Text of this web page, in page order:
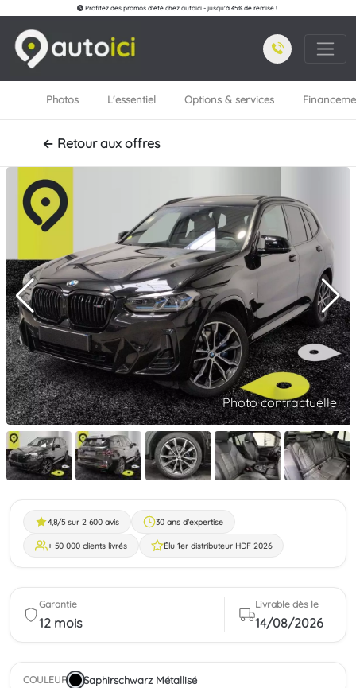
Profitez des promos d'été chez autoici - jusqu'à 45% de remise !
Photos L'essentiel Options & services
← Retour aux offres
Photo contractuelle
4,8/5 sur 2 600 avis 30 ans d'expertise
+ 50 000 clients livrés Élu 1er distributeur HDF 2026
Garantie
12 mois
Livrable dès le
14/08/2026
COULEUR Saphirschwarz Métallisé